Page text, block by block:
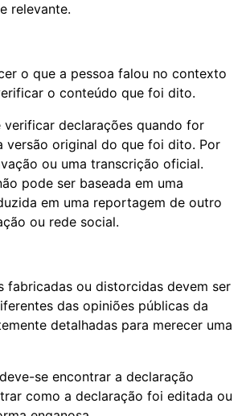
relevante.
o que a pessoa falou no contexto
o conteúdo que foi dito.
verificar declarações quando for
versão original do que foi dito. Por
ou uma transcrição oficial.
pode ser baseada em uma
em uma reportagem de outro
ou rede social.
fabricadas ou distorcidas devem ser
das opiniões públicas da
detalhadas para merecer uma
se encontrar a declaração
como a declaração foi editada ou